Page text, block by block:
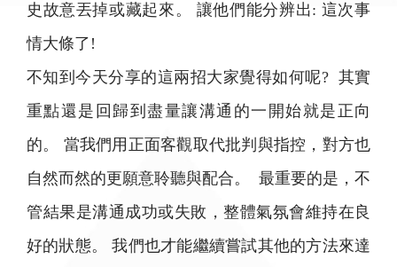
史故意丟掉或藏起來。 讓他們能分辨出: 這次事
情大條了!
不知到今天分享的這兩招大家覺得如何呢? 其實
重點還是回歸到盡量讓溝通的一開始就是正向
的。 當我們用正面客觀取代批判與指控，對方也
自然而然的更願意聆聽與配合。 最重要的是，不
管結果是溝通成功或失敗，整體氣氛會維持在良
好的狀態。 我們也才能繼續嘗試其他的方法來達